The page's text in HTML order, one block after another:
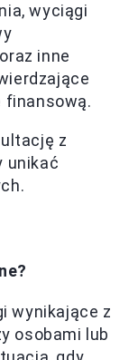
wyciągi
inne
finansową.
z
unikać
wynikające z
osobami lub